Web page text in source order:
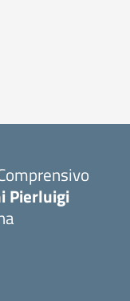
Pierluigi